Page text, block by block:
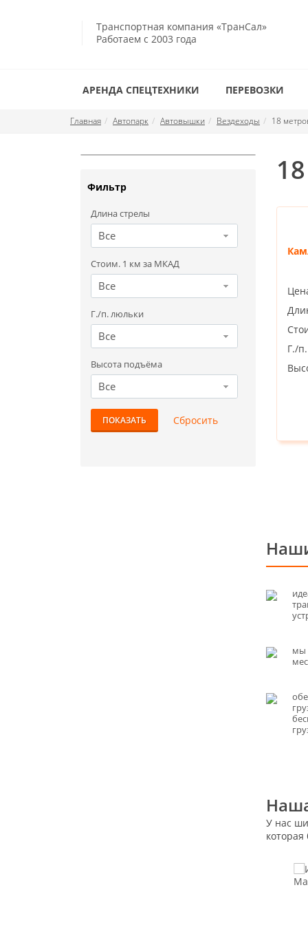
Транспортная компания «ТранСал»
Работаем с 2003 года
АРЕНДА СПЕЦТЕХНИКИ ПЕРЕВОЗКИ
Главная Автопарк Автовышки Вездеходы 18
Фильтр
Длина стрелы
Все
Стоим. 1 км за МКАД
Все
Г./п. люльки
Все
Высота подъёма
Все
Г./
мы
У нас